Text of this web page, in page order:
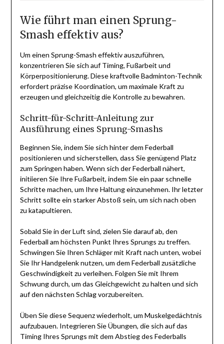
Wie führt man einen Sprung-
Smash effektiv aus?
Um einen Sprung-Smash effektiv auszuführen,
konzentrieren Sie sich auf Timing, Fußarbeit und
Körperpositionierung. Diese kraftvolle Badminton-Technik
erfordert präzise Koordination, um maximale Kraft zu
erzeugen und gleichzeitig die Kontrolle zu bewahren.
Schritt-für-Schritt-Anleitung zur
Ausführung eines Sprung-Smashs
Beginnen Sie, indem Sie sich hinter dem Federball
positionieren und sicherstellen, dass Sie genügend Platz
zum Springen haben. Wenn sich der Federball nähert,
initiieren Sie Ihre Fußarbeit, indem Sie ein paar schnelle
Schritte machen, um Ihre Haltung einzunehmen. Ihr letzter
Schritt sollte ein starker Abstoß sein, um sich nach oben
zu katapultieren.
Sobald Sie in der Luft sind, zielen Sie darauf ab, den
Federball am höchsten Punkt Ihres Sprungs zu treffen.
Schwingen Sie Ihren Schläger mit Kraft nach unten, wobei
Sie Ihr Handgelenk nutzen, um dem Federball zusätzliche
Geschwindigkeit zu verleihen. Folgen Sie mit Ihrem
Schwung durch, um das Gleichgewicht zu halten und sich
auf den nächsten Schlag vorzubereiten.
Üben Sie diese Sequenz wiederholt, um Muskelgedächtnis
aufzubauen. Integrieren Sie Übungen, die sich auf das
Timing Ihres Sprungs mit dem Abstieg des Federballs